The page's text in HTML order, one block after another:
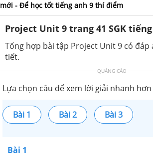
mới - Để học tốt tiếng anh 9 thí điểm
Project Unit 9 trang 41 SGK
Tổng hợp bài tập Project Unit 9 có đáp
tiết.
QUẢNG CÁO
Lựa chọn câu để xem lời giải nhanh hơn
Bài 1 Bài 2 Bài 3
Bài 1